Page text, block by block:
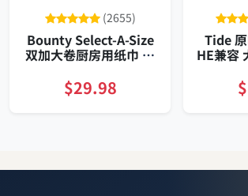
(2655)
Bounty Select-A-Size
双加大卷厨房用纸巾 八
吸收耐湿不易破
$29.98
Tide
HE兼容